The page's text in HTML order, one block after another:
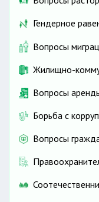
Гендерное
Вопросы
Жилищно-
Вопросы
Борьба с
Вопросы